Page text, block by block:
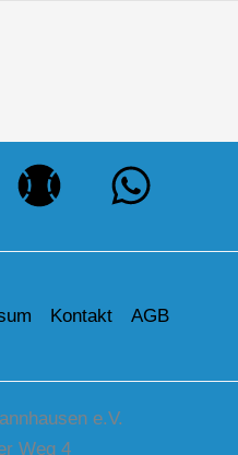
Kontakt AGB
e.V.
Weg 4